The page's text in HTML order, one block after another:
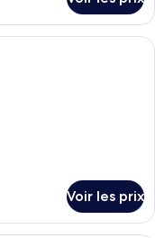
dans les chambres,
Voir les prix